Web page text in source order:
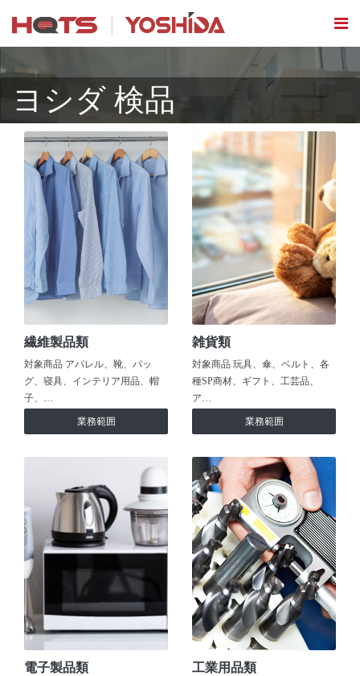
ヨシダ 検品
繊維製品類
対象商品 アパレル、靴、バッ
グ、寝具、インテリア用品、帽
子、…
業務範囲
雑貨類
対象商品 玩具、傘、ベルト、各
種SP商材、ギフト、工芸品、
ア…
業務範囲
電子製品類 工業用品類